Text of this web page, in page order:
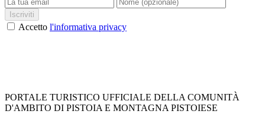
Iscriviti
Accetto l'informativa privacy
PORTALE TURISTICO UFFICIALE DELLA COMUNITÀ
D'AMBITO DI PISTOIA E MONTAGNA PISTOIESE